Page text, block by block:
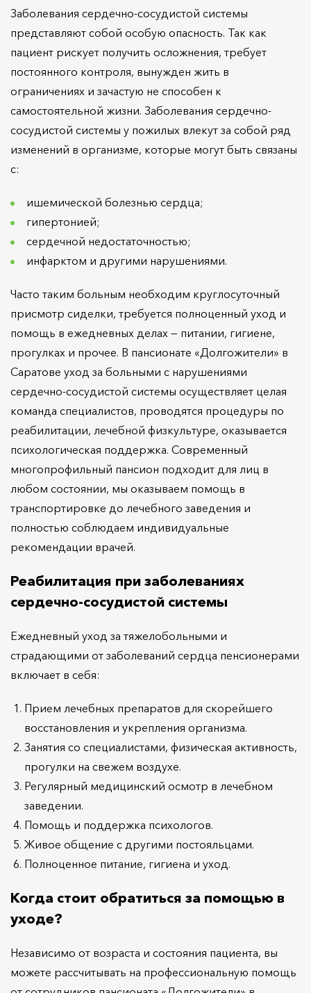
Заболевания сердечно-сосудистой системы
представляют собой особую опасность. Так как
пациент рискует получить осложнения, требует
постоянного контроля, вынужден жить в
ограничениях и зачастую не способен к
самостоятельной жизни. Заболевания сердечно-
сосудистой системы у пожилых влекут за собой ряд
изменений в организме, которые могут быть связаны
с:
ишемической болезнью сердца;
гипертонией;
сердечной недостаточностью;
инфарктом и другими нарушениями.
Часто таким больным необходим круглосуточный
присмотр сиделки, требуется полноценный уход и
помощь в ежедневных делах — питании, гигиене,
прогулках и прочее. В пансионате «Долгожители» в
Саратове уход за больными с нарушениями
сердечно-сосудистой системы осуществляет целая
команда специалистов, проводятся процедуры по
реабилитации, лечебной физкультуре, оказывается
психологическая поддержка. Современный
многопрофильный пансион подходит для лиц в
любом состоянии, мы оказываем помощь в
транспортировке до лечебного заведения и
полностью соблюдаем индивидуальные
рекомендации врачей.
Реабилитация при заболеваниях
сердечно-сосудистой системы
Ежедневный уход за тяжелобольными и
страдающими от заболеваний сердца пенсионерами
включает в себя:
Прием лечебных препаратов для скорейшего
восстановления и укрепления организма.
Занятия со специалистами, физическая активность,
прогулки на свежем воздухе.
Регулярный медицинский осмотр в лечебном
заведении.
Помощь и поддержка психологов.
Живое общение с другими постояльцами.
Полноценное питание, гигиена и уход.
Когда стоит обратиться за помощью в
уходе?
Независимо от возраста и состояния пациента, вы
можете рассчитывать на профессиональную помощь